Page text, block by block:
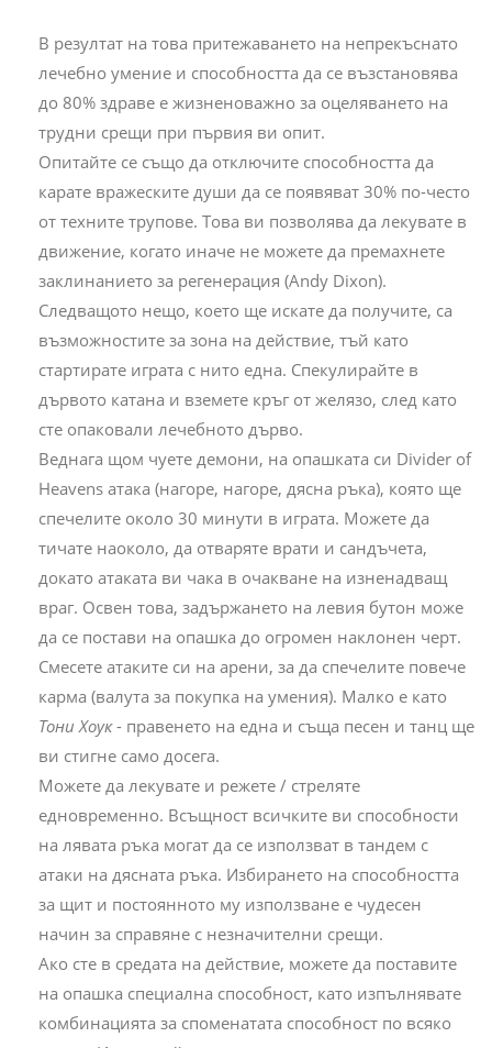
В резултат на това притежаването на непрекъснато
лечебно умение и способността да се възстановява
до 80% здраве е жизненоважно за оцеляването на
трудни срещи при първия ви опит.
Опитайте се също да отключите способността да
карате вражеските души да се появяват 30% по-често
от техните трупове. Това ви позволява да лекувате в
движение, когато иначе не можете да премахнете
заклинанието за регенерация (Andy Dixon).
Следващото нещо, което ще искате да получите, са
възможностите за зона на действие, тъй като
стартирате играта с нито една. Спекулирайте в
дървото катана и вземете кръг от желязо, след като
сте опаковали лечебното дърво.
Веднага щом чуете демони, на опашката си Divider of
Heavens атака (нагоре, нагоре, дясна ръка), която ще
спечелите около 30 минути в играта. Можете да
тичате наоколо, да отваряте врати и сандъчета,
докато атаката ви чака в очакване на изненадващ
враг. Освен това, задържането на левия бутон може
да се постави на опашка до огромен наклонен черт.
Смесете атаките си на арени, за да спечелите повече
карма (валута за покупка на умения). Малко е като
Тони Хоук- правенето на една и съща песен и танц ще
ви стигне само досега.
Можете да лекувате и режете / стреляте
едновременно. Всъщност всичките ви способности
на лявата ръка могат да се използват в тандем с
атаки на дясната ръка. Избирането на способността
за щит и постоянното му използване е чудесен
начин за справяне с незначителни срещи.
Ако сте в средата на действие, можете да поставите
на опашка специална способност, като изпълнявате
комбинацията за споменатата способност по всяко